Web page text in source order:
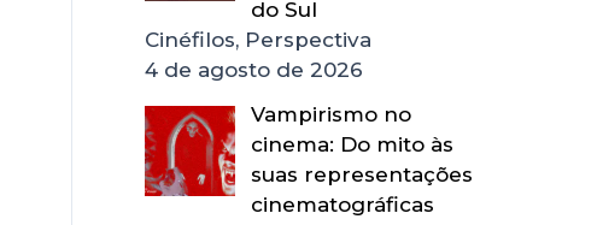
do Sul
Cinéfilos, Perspectiva
4 de agosto de 2026
Vampirismo no
cinema: Do mito às
suas representações
cinematográficas